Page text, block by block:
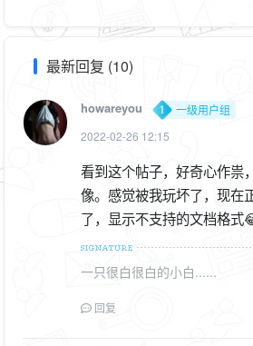
最新回复 (10)
howareyou
一级用户组
2022-02-26 12:15
看到这个帖子，好奇心作祟
像。感觉被我玩坏了，现在
了，显示不支持的文档格式
一只很白很白的小白......
回复